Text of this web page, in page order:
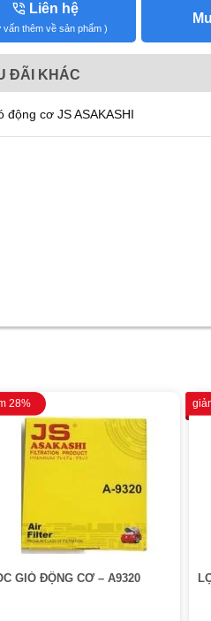
Liên hệ
vấn thêm về sản phẩm )
ĐÃI KHÁC
động cơ JS ASAKASHI
28%
GIÓ ĐỘNG CƠ – A9320